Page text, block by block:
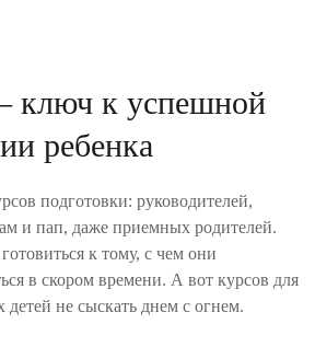
ключ к успешной
ребенка
подготовки: руководителей,
и пап, даже приемных родителей.
к тому, с чем они
в скором времени. А вот курсов для
детей не сыскать днем с огнем.